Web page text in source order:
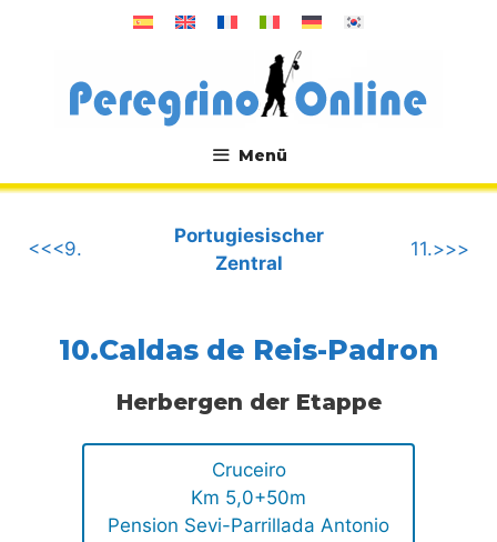
Menü
.
<<<9.
Portugiesischer
Zentral
11.>>>
10.Caldas de Reis-Padron
Herbergen der Etappe
Cruceiro
Km 5,0+50m
Pension Sevi-Parrillada Antonio